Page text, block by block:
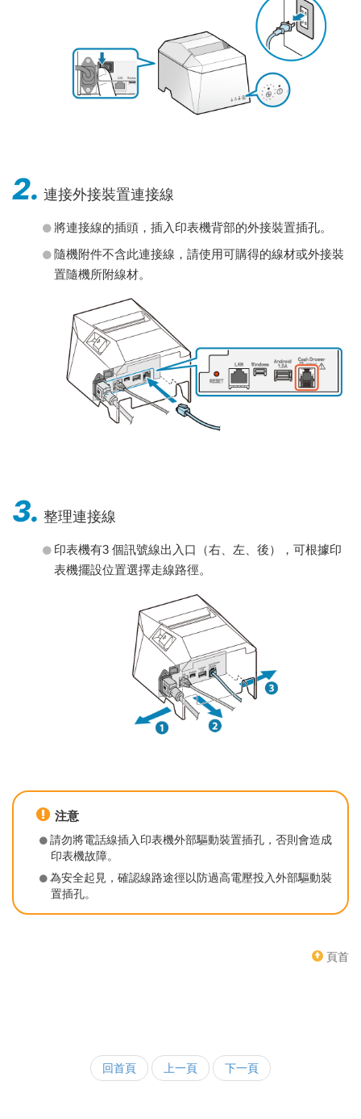
2. 連接外接裝置連接線
將連接線的插頭，插入印表機背部的外接裝置插孔。
隨機附件不含此連接線，請使用可購得的線材或外接裝
置隨機所附線材。
3. 整理連接線
印表機有3 個訊號線出入口（右、左、後），可根據印
表機擺設位置選擇走線路徑。
注意
請勿將電話線插入印表機外部驅動裝置插孔，否則會造成
印表機故障。
為安全起見，確認線路途徑以防過高電壓投入外部驅動裝
置插孔。
頁首
回首頁 上一頁 下一頁